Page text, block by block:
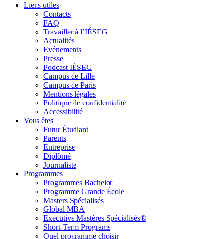
Liens utiles
Contacts
FAQ
Travailler à l’IÉSEG
Actualités
Evénements
Presse
Podcast IÉSEG
Campus de Lille
Campus de Paris
Mentions légales
Politique de confidentialité
Accessibilité
Vous êtes
Futur Étudiant
Parents
Entreprise
Diplômé
Journaliste
Programmes
Programmes Bachelor
Programme Grande École
Masters Spécialisés
Global MBA
Executive Mastères Spécialisés®
Short-Term Programs
Quel programme choisir